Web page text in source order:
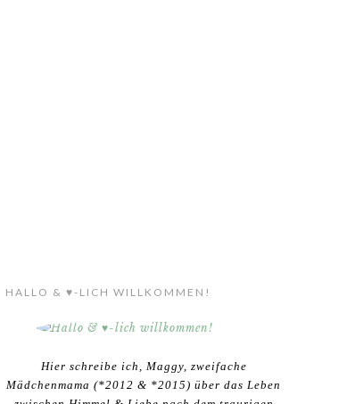
HALLO & ♥-LICH WILLKOMMEN!
Hier schreibe ich, Maggy, zweifache
Mädchenmama (*2012 & *2015) über das Leben